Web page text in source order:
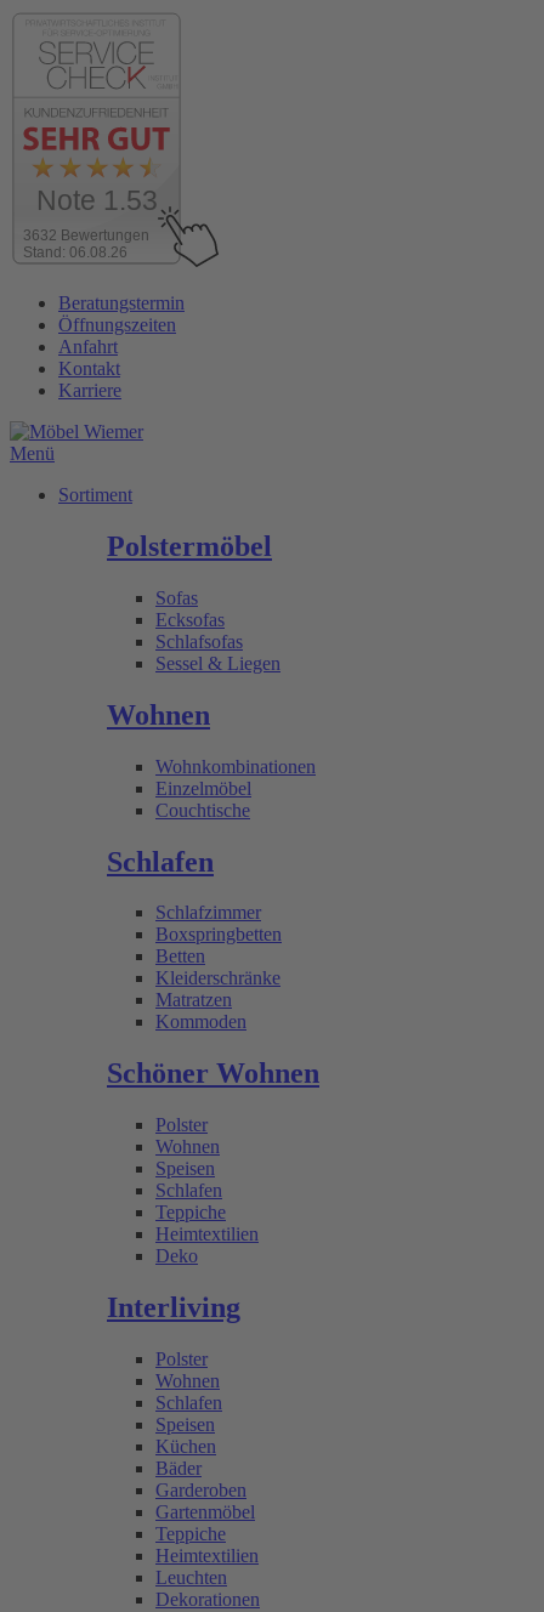
3632 Bewertungen
Stand: 06.08.26
Note 1.53
Inhalt
wechseln
Beratungstermin
Öffnungszeiten
Anfahrt
Kontakt
Karriere
Menü
Sortiment
Polstermöbel
Sofas
Ecksofas
Schlafsofas
Sessel & Liegen
Wohnen
Wohnkombinationen
Einzelmöbel
Couchtische
Schlafen
Schlafzimmer
Boxspringbetten
Betten
Kleiderschränke
Matratzen
Kommoden
Schöner Wohnen
Polster
Wohnen
Speisen
Schlafen
Teppiche
Heimtextilien
Deko
Interliving
Polster
Wohnen
Schlafen
Speisen
Küchen
Bäder
Garderoben
Gartenmöbel
Teppiche
Heimtextilien
Leuchten
Dekorationen